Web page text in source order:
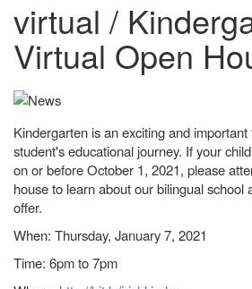
virtual /
Virtual Open
Kindergarten is an exciting and
student's educational journey. If your
on or before October 1, 2021, please
house to learn about our bilingual school
offer.
When: Thursday, January 7, 2021
Time: 6pm to 7pm